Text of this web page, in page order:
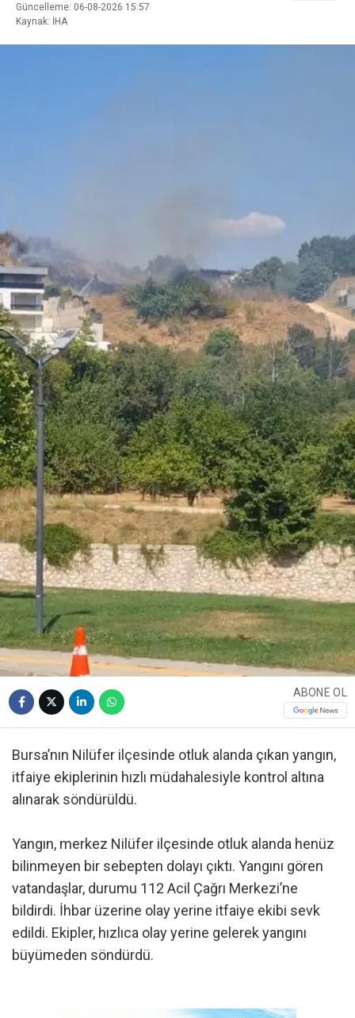
Güncelleme: 06-08-2026 15:57
Kaynak: İHA
ABONE OL
Bursa’nın Nilüfer ilçesinde otluk alanda çıkan yangın,
itfaiye ekiplerinin hızlı müdahalesiyle kontrol altına
alınarak söndürüldü.
Yangın, merkez Nilüfer ilçesinde otluk alanda henüz
bilinmeyen bir sebepten dolayı çıktı. Yangını gören
vatandaşlar, durumu 112 Acil Çağrı Merkezi’ne
bildirdi. İhbar üzerine olay yerine itfaiye ekibi sevk
edildi. Ekipler, hızlıca olay yerine gelerek yangını
büyümeden söndürdü.